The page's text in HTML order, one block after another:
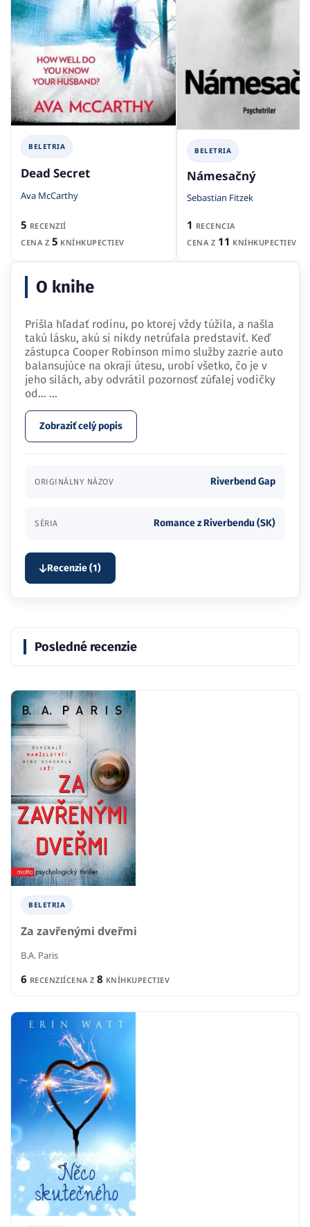
BELETRIA
Dead Secret
Ava McCarthy
5 RECENZIÍ
CENA Z 5 KNÍHKUPECTIEV
BELETRIA
Námesačný
Sebastian Fitzek
1 RECENCIA
CENA Z 11 KNÍHKUPECTIEV
O knihe
Prišla hľadať rodinu, po ktorej vždy túžila, a našla
takú lásku, akú si nikdy netrúfala predstaviť. Keď
zástupca Cooper Robinson mimo služby zazrie auto
balansujúce na okraji útesu, urobí všetko, čo je v
jeho silách, aby odvrátil pozornosť zúfalej vodičky
od… ...
Zobraziť celý popis
ORIGINÁLNY NÁZOV Riverbend Gap
SÉRIA Romance z Riverbendu (SK)
Recenzie (1)
Posledné recenzie
BELETRIA
Za zavřenými dveřmi
B.A. Paris
6 RECENZIÍCENA Z 8 KNÍHKUPECTIEV